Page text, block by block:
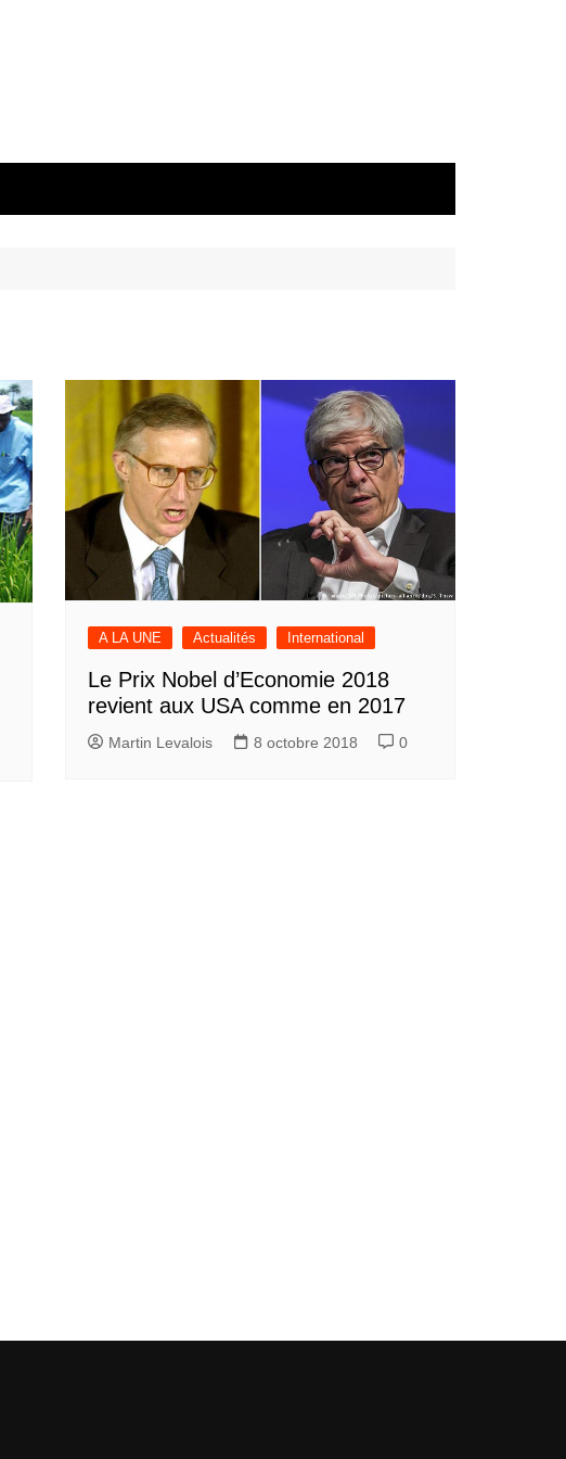
A LA UNE Actualités International
Le Prix Nobel d’Economie 2018
revient aux USA comme en 2017
Martin Levalois 8 octobre 2018 0